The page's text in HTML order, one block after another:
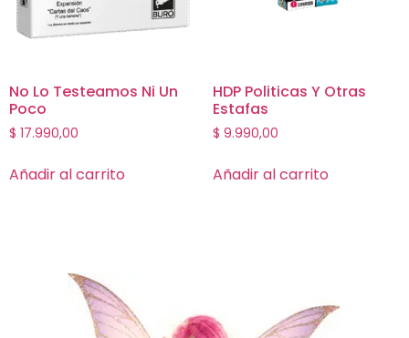
No Lo Testeamos Ni Un
Poco
$ 17.990,00
Añadir al carrito
HDP Politicas Y Otras
Estafas
$ 9.990,00
Añadir al carrito